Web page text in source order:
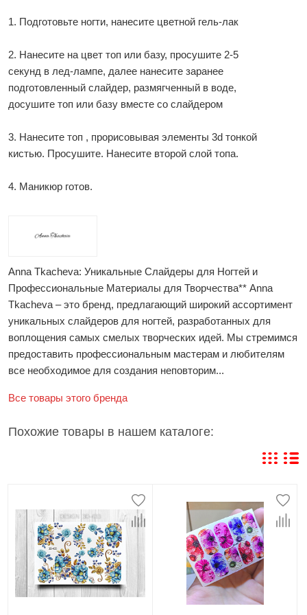
1. Подготовьте ногти, нанесите цветной гель-лак
2. Нанесите на цвет топ или базу, просушите 2-5
секунд в лед-лампе, далее нанесите заранее
подготовленный слайдер, размягченный в воде,
досушите топ или базу вместе со слайдером
3. Нанесите топ , прорисовывая элементы 3d тонкой
кистью. Просушите. Нанесите второй слой топа.
4. Маникюр готов.
Anna Tkacheva: Уникальные Слайдеры для Ногтей и
Профессиональные Материалы для Творчества** Anna
Tkacheva – это бренд, предлагающий широкий ассортимент
уникальных слайдеров для ногтей, разработанных для
воплощения самых смелых творческих идей. Мы стремимся
предоставить профессиональным мастерам и любителям
все необходимое для создания неповторим...
Все товары этого бренда
Похожие товары в нашем каталоге: